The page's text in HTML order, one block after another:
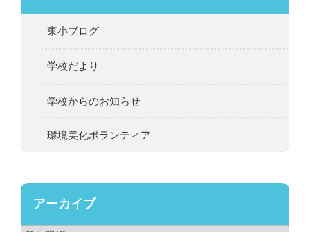
東小ブログ
学校だより
学校からのお知らせ
環境美化ボランティア
アーカイブ